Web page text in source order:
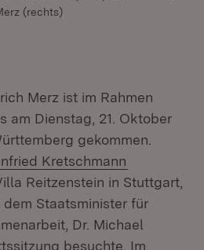
(rechts)
Merz ist im Rahmen
am Dienstag, 21. Oktober
gekommen.
Kretschmann
Reitzenstein in Stuttgart,
Staatsminister für
Dr. Michael
besuchte. Im